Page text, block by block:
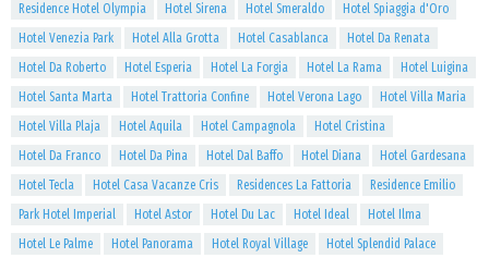
Residence Hotel Olympia
Hotel Sirena Hotel Smeraldo
Hotel Spiaggia d'Oro
Hotel Venezia Park
Hotel Alla Grotta Hotel Casablanca
Hotel Da Renata
Hotel Da Roberto
Hotel Esperia Hotel La Forgia Hotel La Rama
Hotel Luigina
Hotel Santa Marta
Hotel Trattoria Confine Hotel Verona Lago
Hotel Villa Maria
Hotel Villa Plaja
Hotel Aquila Hotel Campagnola
Hotel Cristina
Hotel Da Franco
Hotel Da Pina Hotel Dal Baffo Hotel Diana
Hotel Gardesana
Hotel Tecla
Hotel Casa Vacanze Cris Residences La Fattoria
Residence Emilio
Park Hotel Imperial
Hotel Astor Hotel Du Lac Hotel Ideal
Hotel Ilma
Hotel Le Palme
Hotel Panorama Hotel Royal Village
Hotel Splendid Palace